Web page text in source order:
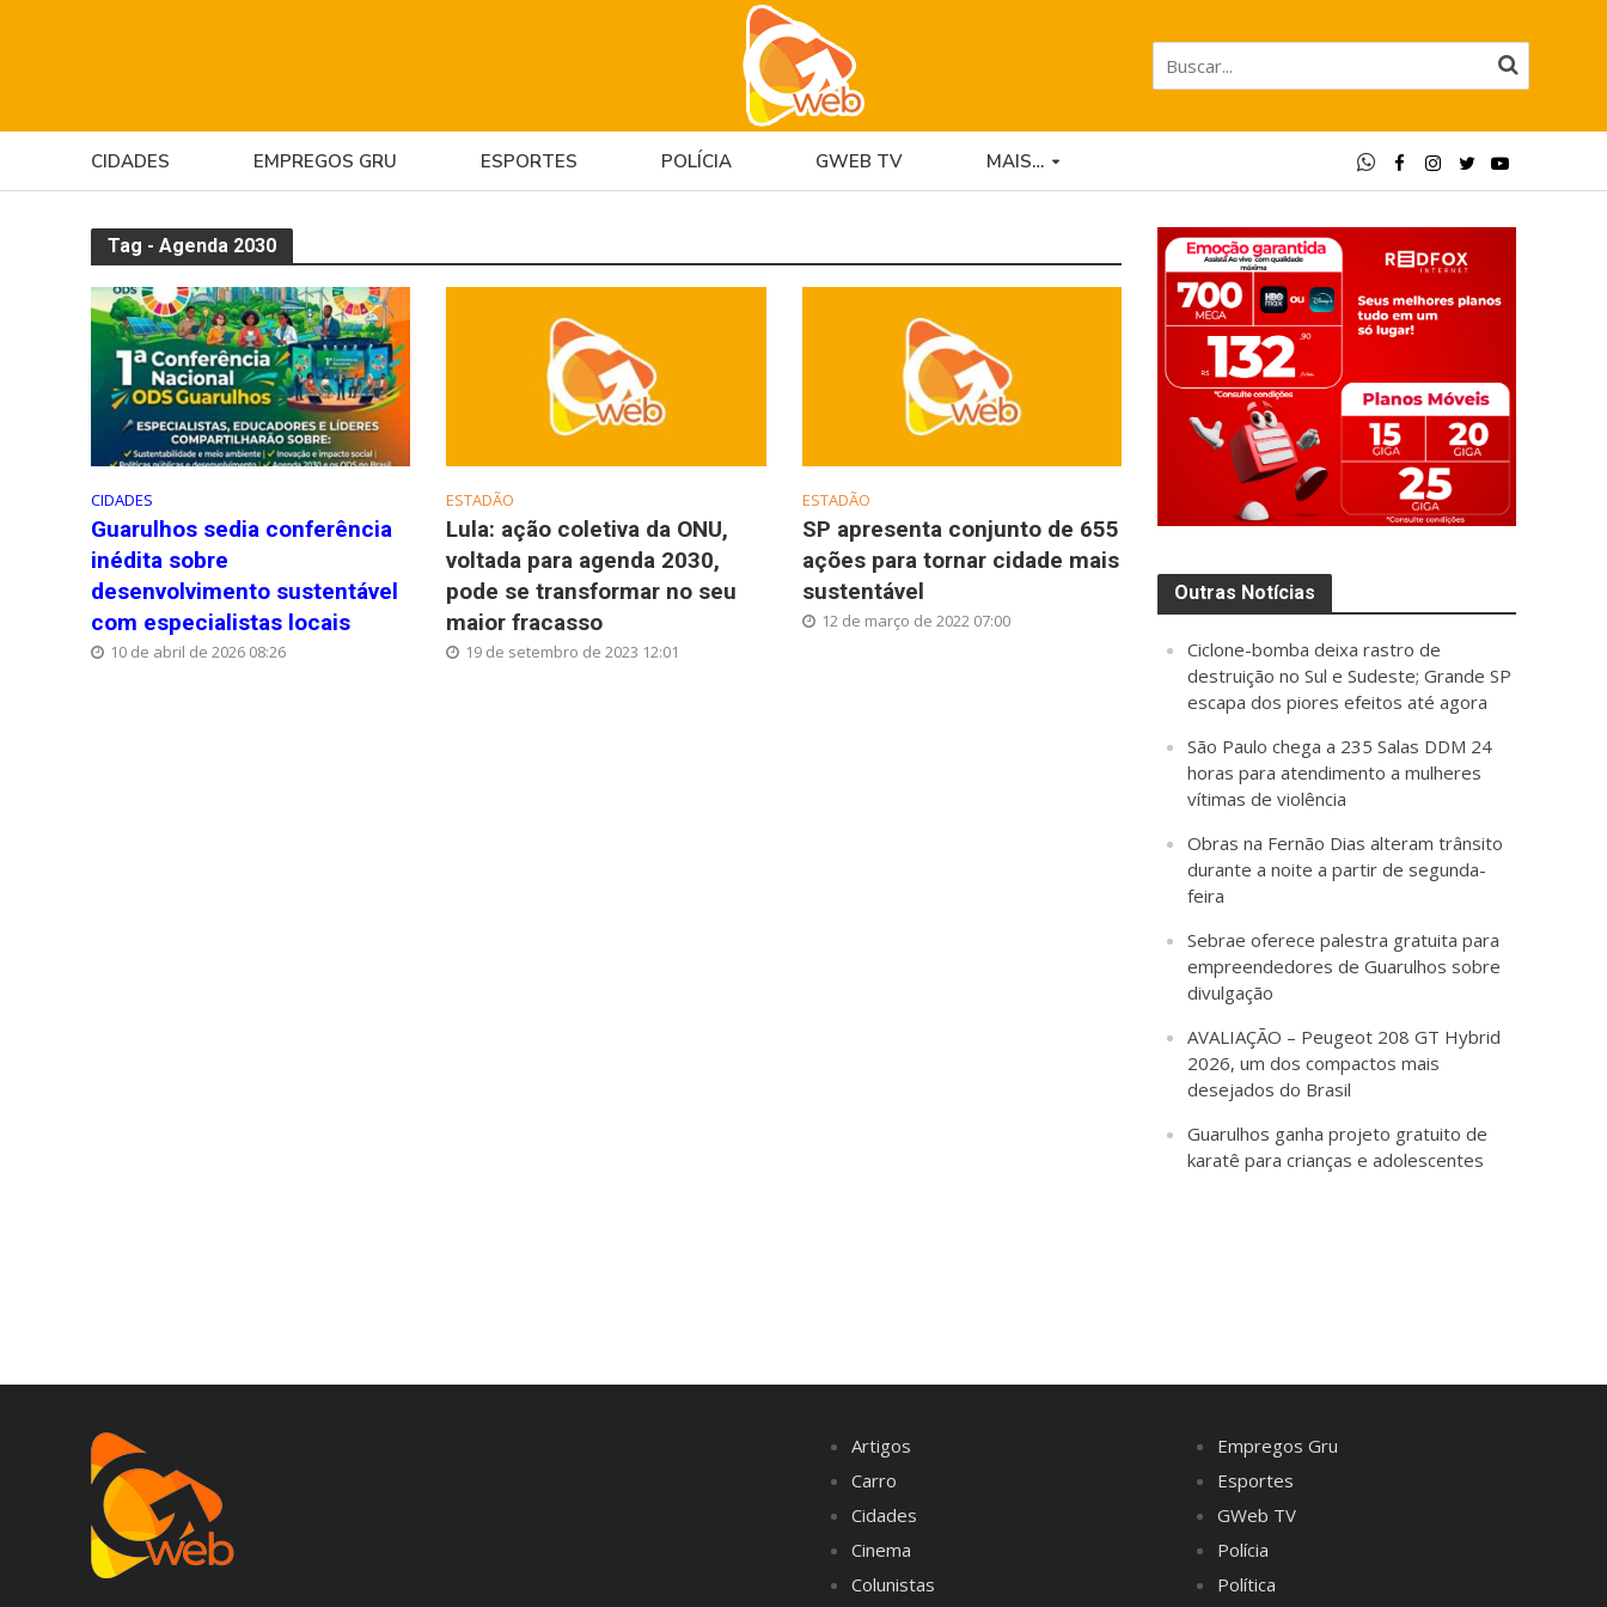
CIDADES EMPREGOS GRU ESPORTES POLÍCIA GWEB TV MAIS…
Tag - Agenda 2030
CIDADES
Guarulhos sedia conferência
inédita sobre
desenvolvimento sustentável
com especialistas locais
10 de abril de 2026 08:26
ESTADÃO
Lula: ação coletiva da ONU,
voltada para agenda 2030,
pode se transformar no seu
maior fracasso
19 de setembro de 2023 12:01
ESTADÃO
SP apresenta conjunto de 655
ações para tornar cidade mais
sustentável
12 de março de 2022 07:00
Outras Notícias
Ciclone-bomba deixa rastro de
destruição no Sul e Sudeste; Grande SP
escapa dos piores efeitos até agora
São Paulo chega a 235 Salas DDM 24
horas para atendimento a mulheres
vítimas de violência
Obras na Fernão Dias alteram trânsito
durante a noite a partir de segunda-
feira
Sebrae oferece palestra gratuita para
empreendedores de Guarulhos sobre
divulgação
AVALIAÇÃO – Peugeot 208 GT Hybrid
2026, um dos compactos mais
desejados do Brasil
Guarulhos ganha projeto gratuito de
karatê para crianças e adolescentes
Artigos
Carro
Cidades
Cinema
Colunistas
Empregos Gru
Esportes
GWeb TV
Polícia
Política